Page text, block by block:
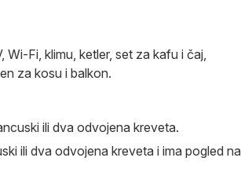
Fi, klimu, ketler, set za kafu i čaj,
za kosu i balkon.
ili dva odvojena kreveta.
ili dva odvojena kreveta i ima pogled na